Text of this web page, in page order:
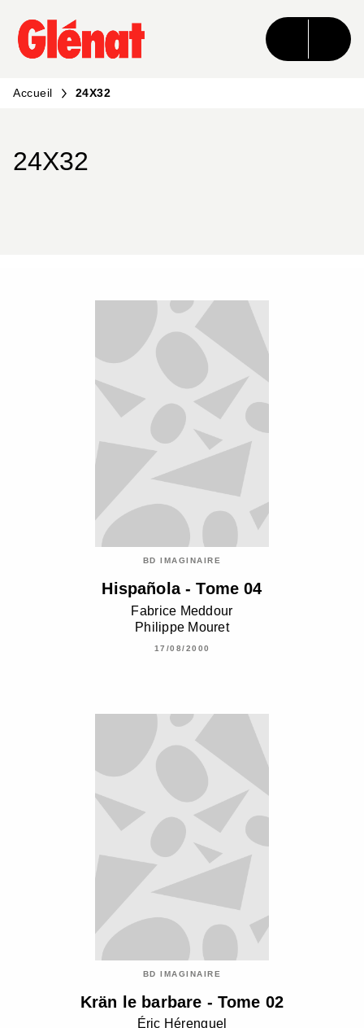
MENU RECHERCHE CONTENU
PIED DE PAGE
Accueil 24X32
24X32
BD IMAGINAIRE
Hispañola - Tome 04
Fabrice Meddour
Philippe Mouret
17/08/2000
BD IMAGINAIRE
Krän le barbare - Tome 02
Éric Hérenguel